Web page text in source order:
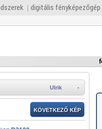
digitális
-
Ulrik
KÖVETKEZŐ KÉP